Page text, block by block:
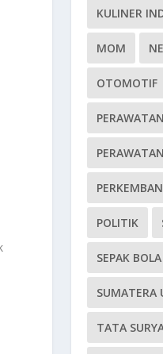
KULINER
MOM
OTOMOTIF
POLITIK
SEPAK BOLA
SUMATERA
TATA